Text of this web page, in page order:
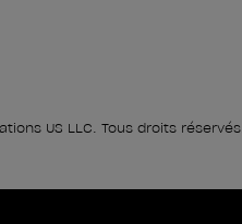
US LLC. Tous droits réservés.